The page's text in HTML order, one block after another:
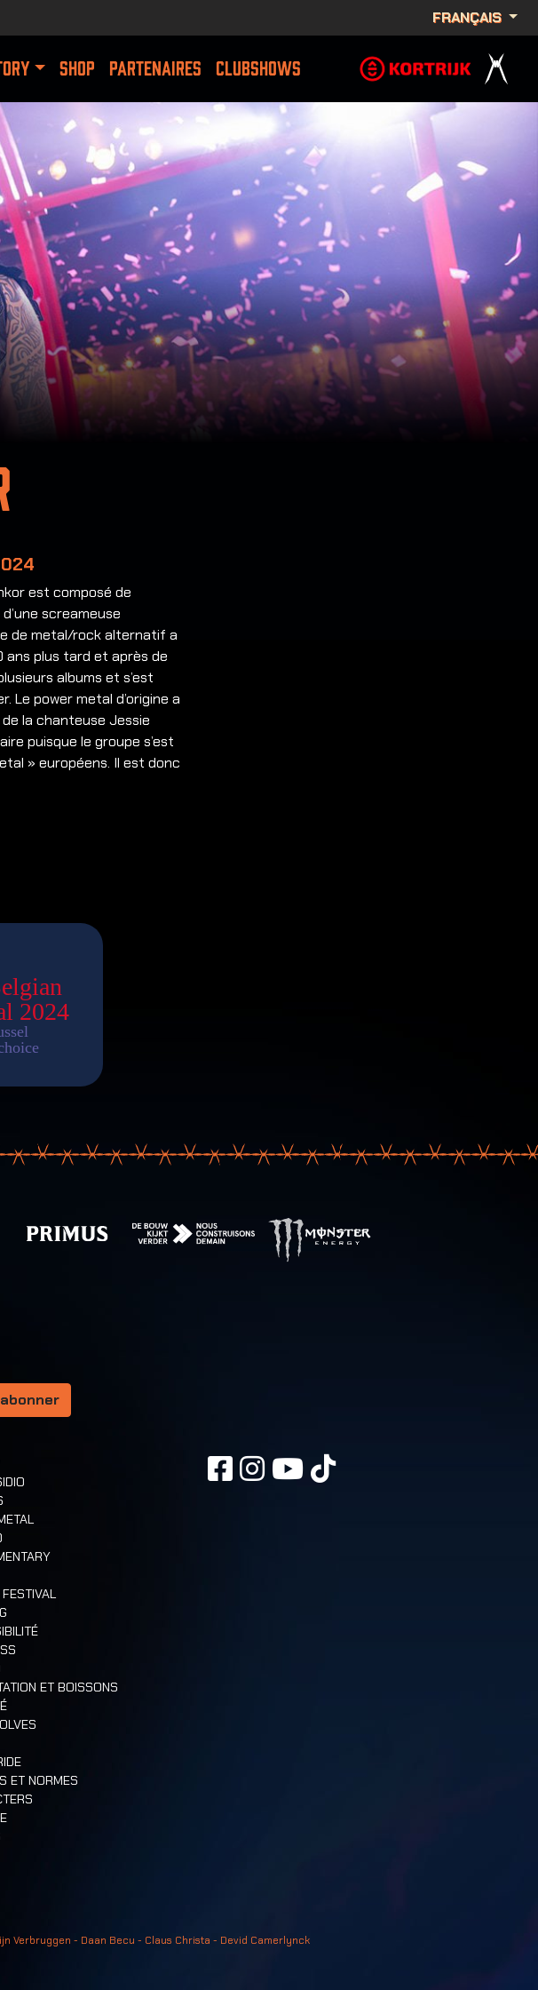
FRANÇAIS
SHOP PARTENAIRES CLUBSHOWS
est composé de
screameuse
de metal/rock alternatif a
ans plus tard et après de
albums et s’est
Le power metal d’origine a
la chanteuse Jessie
puisque le groupe s’est
» européens. Il est donc
ET BOISSONS
ET NORMES
Verbruggen - Daan Becu - Claus Christa - Devid Camerlynck